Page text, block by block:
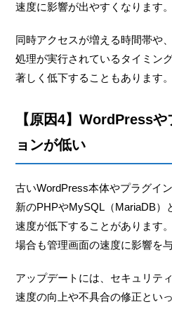
速度に影響が出やすくなります。
同時アクセスが増える時間帯や
処理が実行されているタイミン
著しく低下することもあります。
【原因4】WordPress
ョンが低い
古いWordPress本体やプラグイ
新のPHPやMySQL（MariaDB）
速度が低下することがあります
場合も管理画面の速度に影響を
アップデートには、セキュリテ
速度の向上や不具合の修正とい